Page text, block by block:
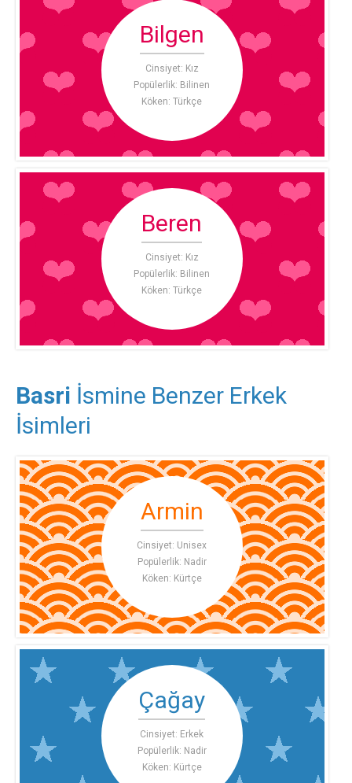
Bilgen
Cinsiyet: Kız
Popülerlik: Bilinen
Köken: Türkçe
Beren
Cinsiyet: Kız
Popülerlik: Bilinen
Köken: Türkçe
Basri İsmine Benzer Erkek
İsimleri
Armin
Cinsiyet: Unisex
Popülerlik: Nadir
Köken: Kürtçe
Çağay
Cinsiyet: Erkek
Popülerlik: Nadir
Köken: Kürtçe